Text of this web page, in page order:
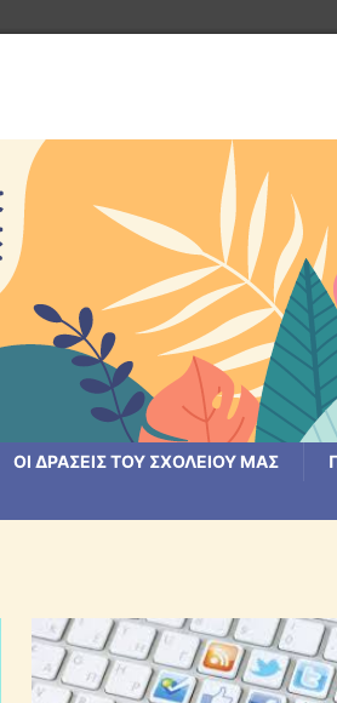
ΟΙ ΔΡΆΣΕΙΣ ΤΟΥ ΣΧΟΛΕΊΟΥ ΜΑΣ